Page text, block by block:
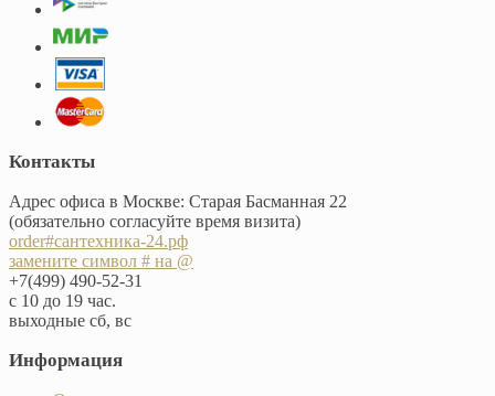
Контакты
Адрес офиса в Москве: Старая Басманная 22
(обязательно согласуйте время визита)
order#сантехника-24.рф
замените символ # на @
+7(499) 490-52-31
с 10 до 19 час.
выходные сб, вс
Информация